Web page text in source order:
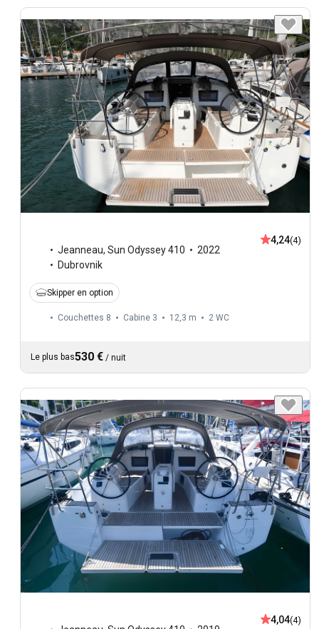
Jeanneau, Sun Odyssey 410
2022
Dubrovnik
4,24(4)
Skipper en option
Couchettes 8 Cabine 3 12,3 m 2 WC
Le plus bas530 € / nuit
4,04(4)